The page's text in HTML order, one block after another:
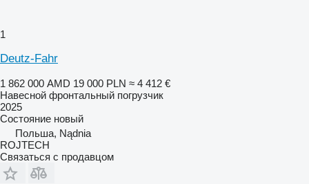
1
Deutz-Fahr
1 862 000 AMD 19 000 PLN ≈ 4 412 €
Навесной фронтальный погрузчик
2025
Состояние новый
Польша, Nądnia
ROJTECH
Связаться с продавцом